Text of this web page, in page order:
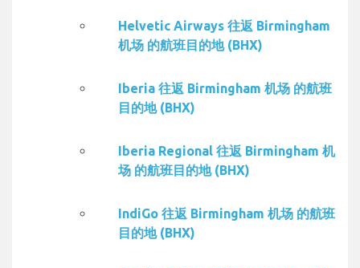
Helvetic Airways 往返 Birmingham
机场 的航班目的地 (BHX)
Iberia 往返 Birmingham 机场 的航班
目的地 (BHX)
Iberia Regional 往返 Birmingham 机
场 的航班目的地 (BHX)
IndiGo 往返 Birmingham 机场 的航班
目的地 (BHX)